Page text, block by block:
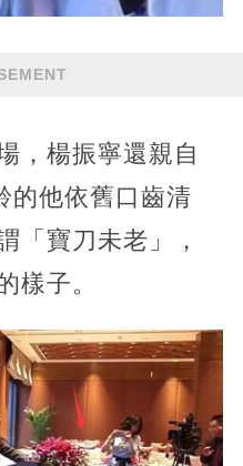
，楊振寧還親自
的他依舊口齒清
「寶刀未老」，
樣子。